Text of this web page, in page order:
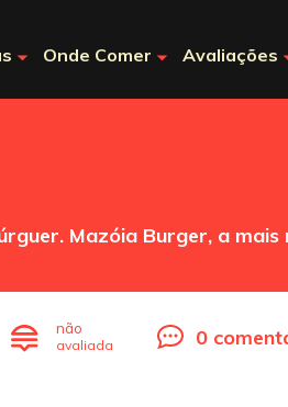
Onde Comer Avaliações
Mazóia Burger, a
não
avaliada 0